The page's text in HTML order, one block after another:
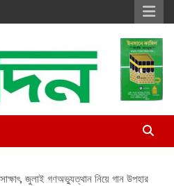
সাক্ষাৎ, জুলাই গণঅভ্যুত্থান নিয়ে গান উপহার